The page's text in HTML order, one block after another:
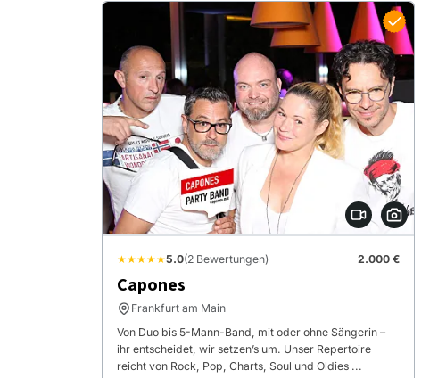
★★★★★5.0(2 Bewertungen) 2.000 €
Capones
Frankfurt am Main
Von Duo bis 5-Mann-Band, mit oder ohne Sängerin –
ihr entscheidet, wir setzen’s um. Unser Repertoire
reicht von Rock, Pop, Charts, Soul und Oldies ...